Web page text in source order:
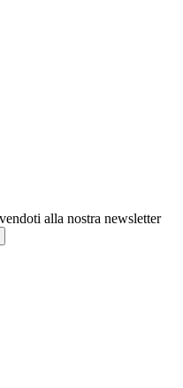
alla nostra newsletter